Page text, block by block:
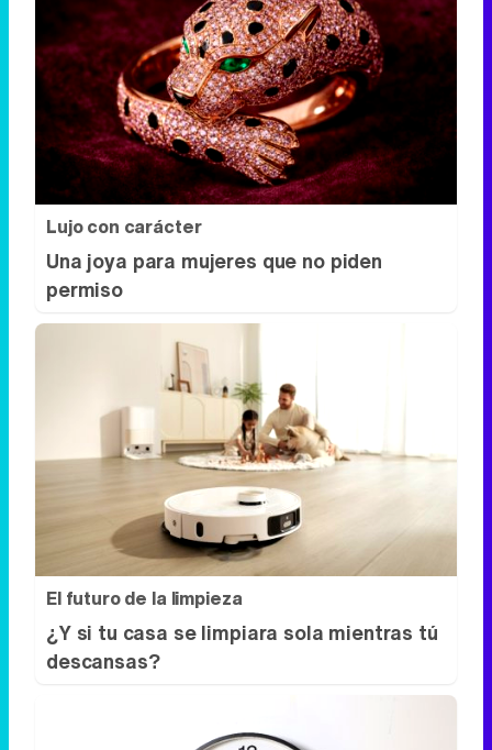
Lujo con carácter
Una joya para mujeres que no piden
permiso
El futuro de la limpieza
¿Y si tu casa se limpiara sola mientras tú
descansas?